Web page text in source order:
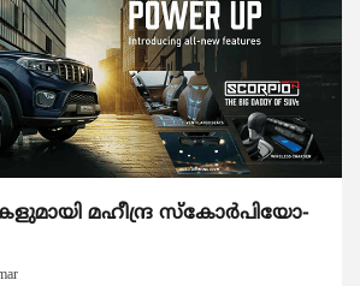
മഹീന്ദ്ര സ്കോർപിയോ-